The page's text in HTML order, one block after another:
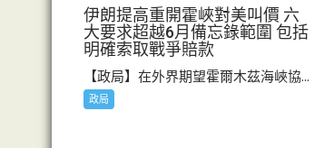
伊朗提高重開霍峽對美叫價 六
大要求超越6月備忘錄範圍 包括
明確索取戰爭賠款
【政局】在外界期望霍爾木茲海峽協...
政局